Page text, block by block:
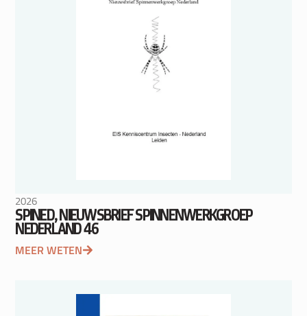
2026
SPINED, NIEUWSBRIEF SPINNENWERKGROEP
NEDERLAND 46
MEER WETEN